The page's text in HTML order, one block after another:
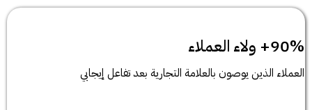
90%+ ولاء العملاء
العملاء الذين يوصون بالعلامة التجارية بعد تفاعل إيجابي